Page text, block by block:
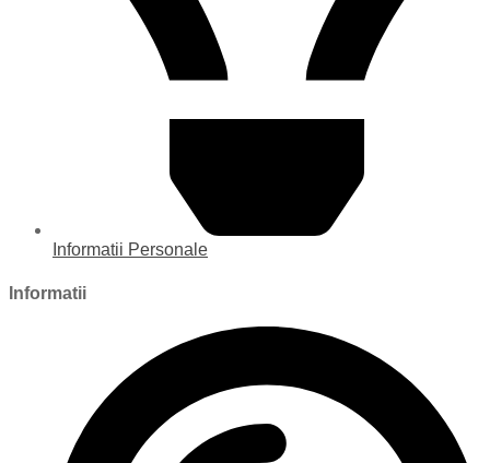
Informatii Personale
Informatii